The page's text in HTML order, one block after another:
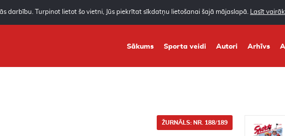
darbību. Turpinot lietot šo vietni, Jūs piekrītat sīkdatņu lietošanai šajā mājaslapā. Lasīt vairāk
Sākums Sporta veidi Autori Arhīvs
ŽURNĀLS: NR. 188/189